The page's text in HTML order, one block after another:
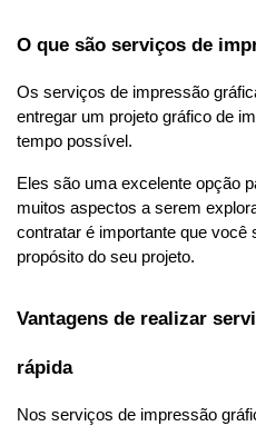
O que são serviços de
Os serviços de impressão
entregar um projeto gráfico de
tempo possível.
Eles são uma excelente opção
muitos aspectos a serem
contratar é importante que você
propósito do seu projeto.
Vantagens de realizar
rápida
Nos serviços de impressão